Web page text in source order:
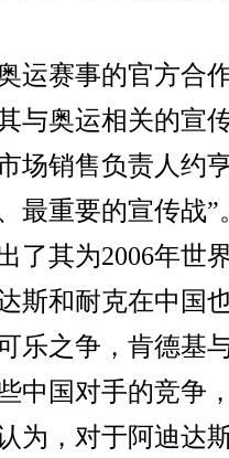
赛事的官方合作
与奥运相关的宣
场销售负责人约
最重要的宣传战
了其为2006年世
和耐克在中国也
乐之争，肯德基
中国对手的竞争
，对于阿迪达斯